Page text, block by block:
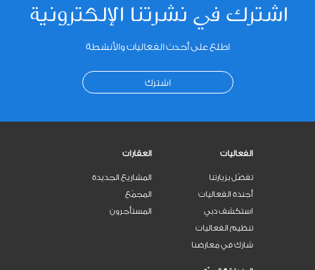
الفعاليات
تفضّل بزيارتنا
أجندة الفعاليات
استكشف دبي
تنظيم الفعاليات
شارك في معارضنا
العقارات
المشاريع الجديدة
المجمّع
المستأجرون
اشترك في نشرتنا الإلكترونية
اطلع على أحدث الفعاليات والأنشطة
اشترك